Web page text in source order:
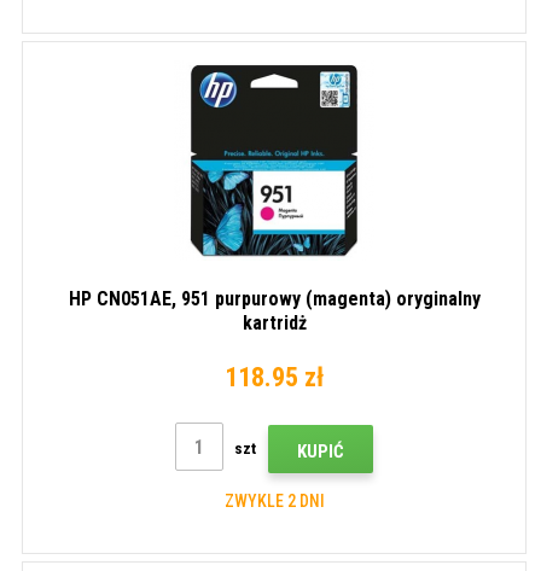
HP CN051AE, 951 purpurowy (magenta) oryginalny
kartridż
118.95 zł
szt KUPIĆ
ZWYKLE 2 DNI